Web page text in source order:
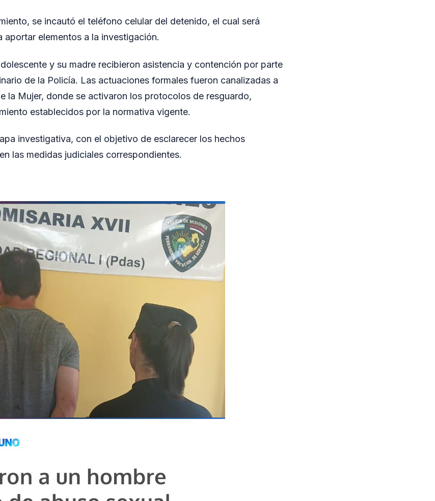
se incautó el teléfono celular del detenido, el cual será
aportar elementos a la investigación.
y su madre recibieron asistencia y contención por parte
de la Policía. Las actuaciones formales fueron canalizadas a
la Mujer, donde se activaron los protocolos de resguardo,
establecidos por la normativa vigente.
investigativa, con el objetivo de esclarecer los hechos
las medidas judiciales correspondientes.